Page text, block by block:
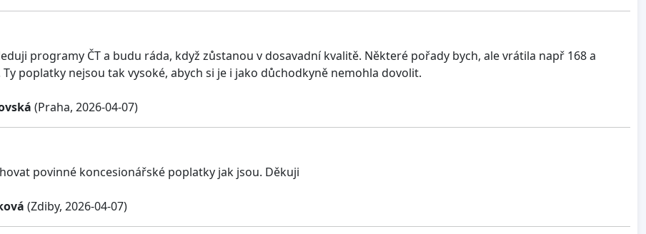
programy ČT a budu ráda, když zůstanou v dosavadní kvalitě. Některé pořady bych, ale vrátila např 168 a
Ty poplatky nejsou tak vysoké, abych si je i jako důchodkyně nemohla dovolit.
(Praha, 2026-04-07)
povinné koncesionářské poplatky jak jsou. Děkuji
(Zdiby, 2026-04-07)